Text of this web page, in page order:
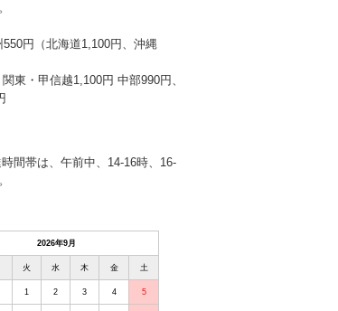
円（北海道1,100円、沖縄
東・甲信越1,100円 中部990円、
間帯は、午前中、14-16時、16-
2026年9月
火 水 木 金 土
1 2 3 4 5